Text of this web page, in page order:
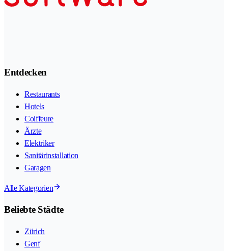
Entdecken
Restaurants
Hotels
Coiffeure
Ärzte
Elektriker
Sanitärinstallation
Garagen
Alle Kategorien
Beliebte Städte
Zürich
Genf